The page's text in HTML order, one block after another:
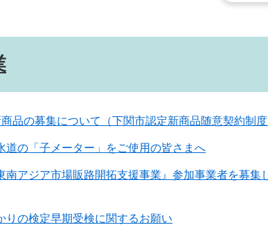
品の募集について（下関市認定新商品随意契約制度
道の「子メーター」をご使用の皆さまへ
南アジア市場販路開拓支援事業』参加事業者を募集
りの検定早期受検に関するお願い